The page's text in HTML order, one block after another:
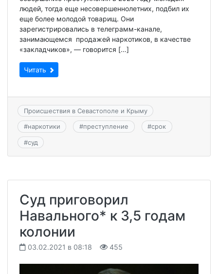
людей, тогда еще несовершеннолетних, подбил их
еще более молодой товарищ. Они
зарегистрировались в телеграмм-канале,
занимающемся продажей наркотиков, в качестве
«закладчиков», — говорится […]
Читать
Происшествия в Севастополе и Крыму
#наркотики #преступление #срок
#суд
Суд приговорил
Навального* к 3,5 годам
колонии
03.02.2021 в 08:18 455